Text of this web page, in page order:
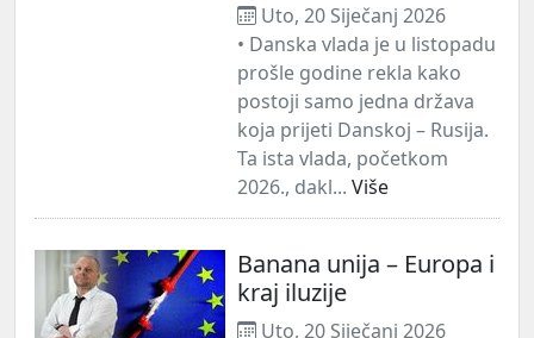
Uto, 20 Siječanj 2026
• Danska vlada je u listopadu
prošle godine rekla kako
postoji samo jedna država
koja prijeti Danskoj – Rusija.
Ta ista vlada, početkom
2026., dakl... Više
Banana unija – Europa i
kraj iluzije
Uto, 20 Siječanj 2026